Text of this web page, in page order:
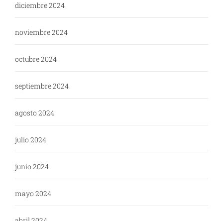
diciembre 2024
noviembre 2024
octubre 2024
septiembre 2024
agosto 2024
julio 2024
junio 2024
mayo 2024